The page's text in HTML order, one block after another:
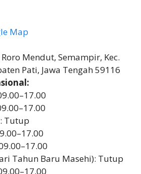
Map
Roro Mendut, Semampir, Kec.
Pati, Jawa Tengah 59116
Tutup
Tahun Baru Masehi): Tutup